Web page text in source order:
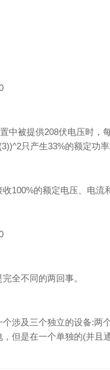
中被提供208伏电压时
只产生33%的额定功率
100%的额定电压、电
全不同的两回事。
涉及三个独立的设备:
但是在一个单独的(并且